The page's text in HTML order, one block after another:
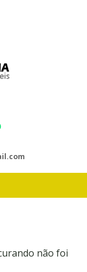
não foi